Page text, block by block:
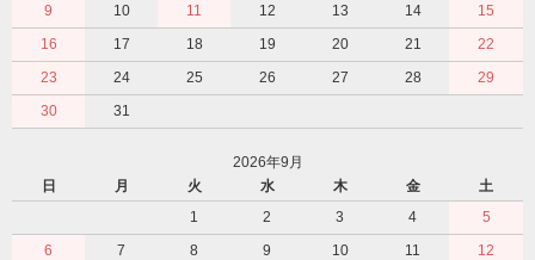
9
10 11 12 13 14
15
16
17 18 19 20 21
22
23
24 25 26 27 28
29
30
31
2026年9月
日
月 火 水 木 金
土
1
2 3 4
5
6
7 8 9 10 11
12